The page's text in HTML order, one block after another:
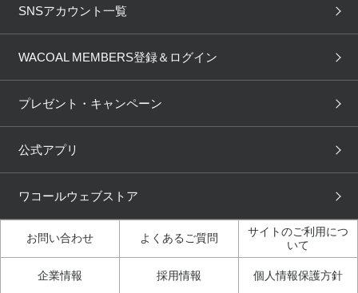
OUR WACOAL
WACOAL Remamma Mens Innerwear
Licensed Brands
3Dボディスキャン
商品回収
ニュース＆トピックス
下着の基礎知識
ブラパン ワコールスタイル
大人の工場見学inベトナム
人間科学研究開発センター
見学
方ガイド（マンガ）
3Dボディスキャン体験（マ
SNSアカウント一覧
WACOAL MEMBERS登録＆ログイン
プレゼント・キャンペーン
公式アプリ
ワコールウェブストア
お問い合わせ よくあるご質問
サイトのご利用につ
いて
企業情報 採用情報 個人情報保護方針